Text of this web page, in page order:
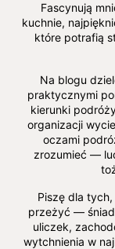
Fascynują
kuchnie,
które potrafią
Na blogu
praktycznymi
kierunki
organizacji
oczami
zrozumieć —
Piszę dla
przeżyć —
uliczek,
wytchnienia w